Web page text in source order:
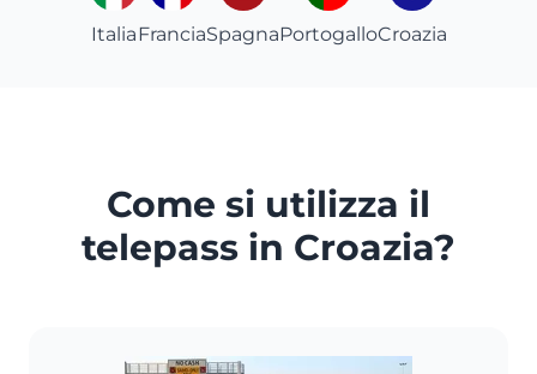
ItaliaFranciaSpagnaPortogalloCroazia
Come si utilizza il
telepass in Croazia?